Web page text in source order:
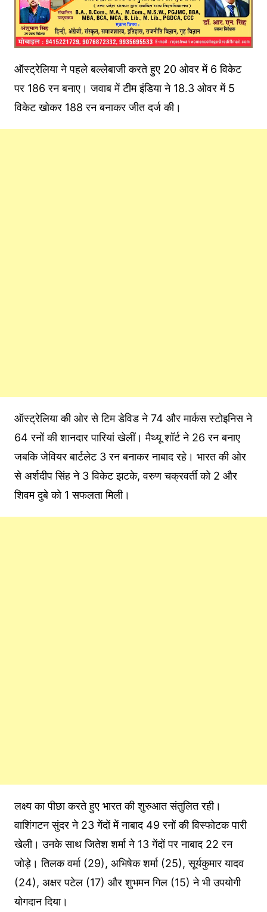
ऑस्ट्रेलिया ने पहले बल्लेबाजी करते हुए 20 ओवर में 6 विकेट
पर 186 रन बनाए। जवाब में टीम इंडिया ने 18.3 ओवर में 5
विकेट खोकर 188 रन बनाकर जीत दर्ज की।
ऑस्ट्रेलिया की ओर से टिम डेविड ने 74 और मार्कस स्टोइनिस ने
64 रनों की शानदार पारियां खेलीं। मैथ्यू शॉर्ट ने 26 रन बनाए
जबकि जेवियर बार्टलेट 3 रन बनाकर नाबाद रहे। भारत की ओर
से अर्शदीप सिंह ने 3 विकेट झटके, वरुण चक्रवर्ती को 2 और
शिवम दुबे को 1 सफलता मिली।
लक्ष्य का पीछा करते हुए भारत की शुरुआत संतुलित रही।
वाशिंगटन सुंदर ने 23 गेंदों में नाबाद 49 रनों की विस्फोटक पारी
खेली। उनके साथ जितेश शर्मा ने 13 गेंदों पर नाबाद 22 रन
जोड़े। तिलक वर्मा (29), अभिषेक शर्मा (25), सूर्यकुमार यादव
(24), अक्षर पटेल (17) और शुभमन गिल (15) ने भी उपयोगी
योगदान दिया।